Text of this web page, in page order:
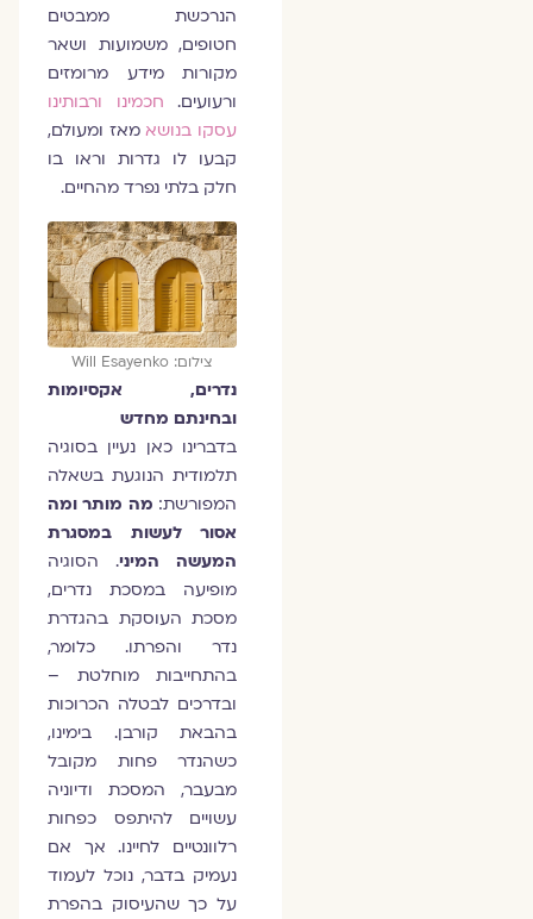
הנרכשת ממבטים
חטופים, משמועות ושאר
מקורות מידע מרומזים
ורעועים. חכמינו ורבותינו
עסקו בנושאמאז ומעולם,
קבעו לו גדרות וראו בו
חלק בלתי נפרד מהחיים.
צילום: Will Esayenko
נדרים, אקסיומות
ובחינתם מחדש
בדברינו כאן נעיין בסוגיה
תלמודית הנוגעת בשאלה
המפורשת:מה מותר ומה
אסור לעשות במסגרת
המעשה המיני. הסוגיה
מופיעה במסכת נדרים,
מסכת העוסקת בהגדרת
נדר והפרתו. כלומר,
בהתחייבות מוחלטת –
ובדרכים לבטלה הכרוכות
בהבאת קורבן. בימינו,
כשהנדר פחות מקובל
מבעבר, המסכת ודיוניה
עשויים להיתפס כפחות
רלוונטיים לחיינו. אך אם
נעמיק בדבר, נוכל לעמוד
על כך שהעיסוק בהפרת